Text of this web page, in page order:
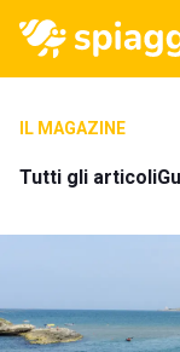
IL MAGAZINE
Tutti gli articoli